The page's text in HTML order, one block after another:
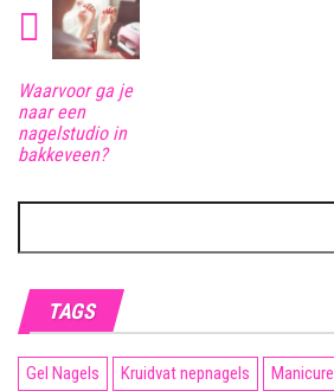
Waarvoor ga je
naar een
nagelstudio in
bakkeveen?
naar:
TAGS
Gel Nagels Kruidvat nepnagels Manicure